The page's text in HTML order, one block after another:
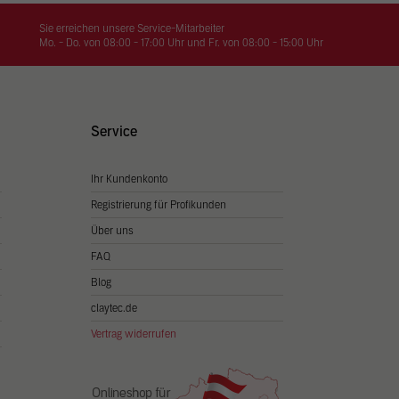
Sie erreichen unsere Service-Mitarbeiter
Mo. - Do. von 08:00 - 17:00 Uhr und Fr. von 08:00 - 15:00 Uhr
Service
Ihr Kundenkonto
Registrierung für Profikunden
Über uns
FAQ
Blog
claytec.de
Vertrag widerrufen
Sie